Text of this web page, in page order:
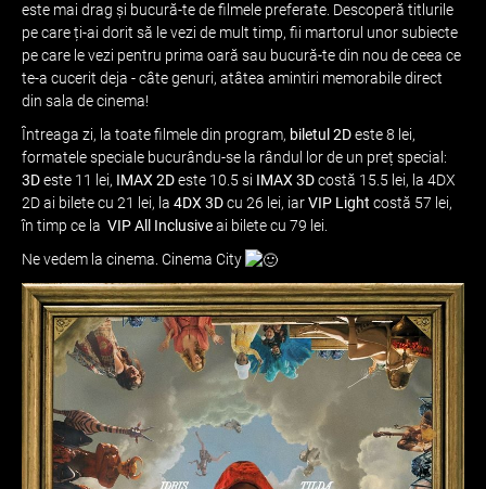
este mai drag și bucură-te de filmele preferate. Descoperă titlurile
pe care ți-ai dorit să le vezi de mult timp, fii martorul unor subiecte
pe care le vezi pentru prima oară sau bucură-te din nou de ceea ce
te-a cucerit deja - câte genuri, atâtea amintiri memorabile direct
din sala de cinema!
Întreaga zi, la toate filmele din program, biletul 2Deste 8 lei,
formatele speciale bucurându-se la rândul lor de un preț special:
3Deste 11 lei, IMAX 2Deste 10.5 si IMAX 3Dcostă 15.5 lei, la 4DX
2D ai bilete cu 21 lei, la 4DX 3Dcu 26 lei, iarVIP Light costă 57 lei,
în timp ce la VIP All Inclusiveai bilete cu 79 lei.
Ne vedem la cinema. Cinema City